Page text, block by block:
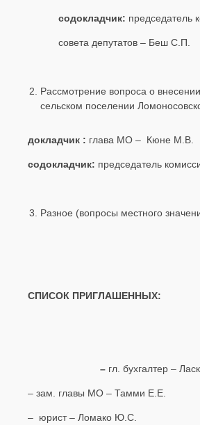
содокладчик: председатель
совета депутатов – Беш С.П.
Рассмотрение вопроса о
сельском поселении
докладчик : глава МО – Кюне М.В.
содокладчик: председатель
Разное (вопросы местного
СПИСОК ПРИГЛАШЕННЫХ:
– гл. бухгалтер –
– зам. главы МО – Тамми Е.Е.
– юрист – Ломако Ю.С.